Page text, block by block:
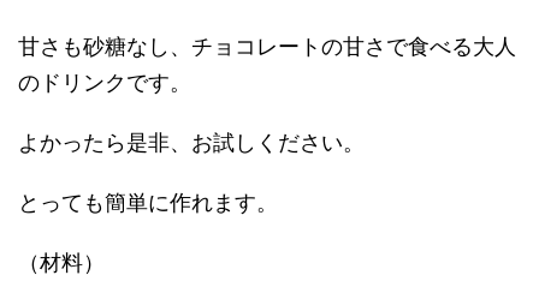
甘さも砂糖なし、チョコレートの甘さで食べる大人
のドリンクです。
よかったら是非、お試しください。
とっても簡単に作れます。
（材料）